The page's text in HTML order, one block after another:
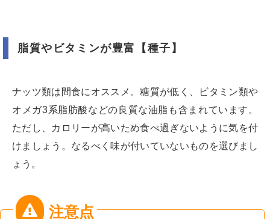
脂質やビタミンが豊富【種子】
ナッツ類は間食にオススメ。糖質が低く、ビタミン類や
オメガ3系脂肪酸などの良質な油脂も含まれています。
ただし、カロリーが高いため食べ過ぎないように気を付
けましょう。なるべく味が付いていないものを選びまし
ょう。